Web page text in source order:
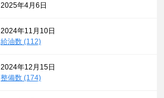
2025年4月6日
2024年11月10日
給油数 (112)
2024年12月15日
整備数 (174)